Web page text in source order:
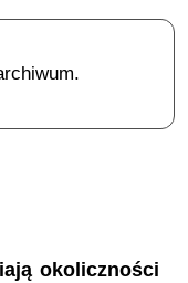
okoliczności